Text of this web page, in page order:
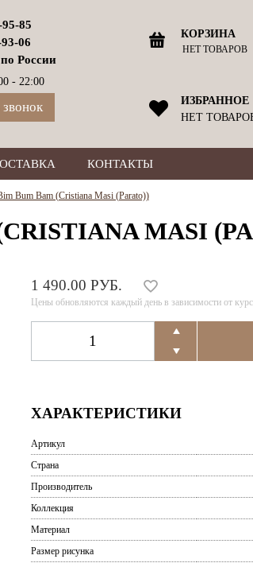
85
06
России
- 22:00
звонок
КОРЗИНА
НЕТ ТОВАРОВ
ИЗБРАННОЕ
НЕТ
КОНТАКТЫ
Bum Bam (Cristiana Masi (Parato))
MASI
1 490.00 РУБ.
Цены обновляются каждый день в зависимости от
ХАРАКТЕРИСТИКИ
Артикул
Страна
Производитель
Коллекция
Материал
Размер рисунка